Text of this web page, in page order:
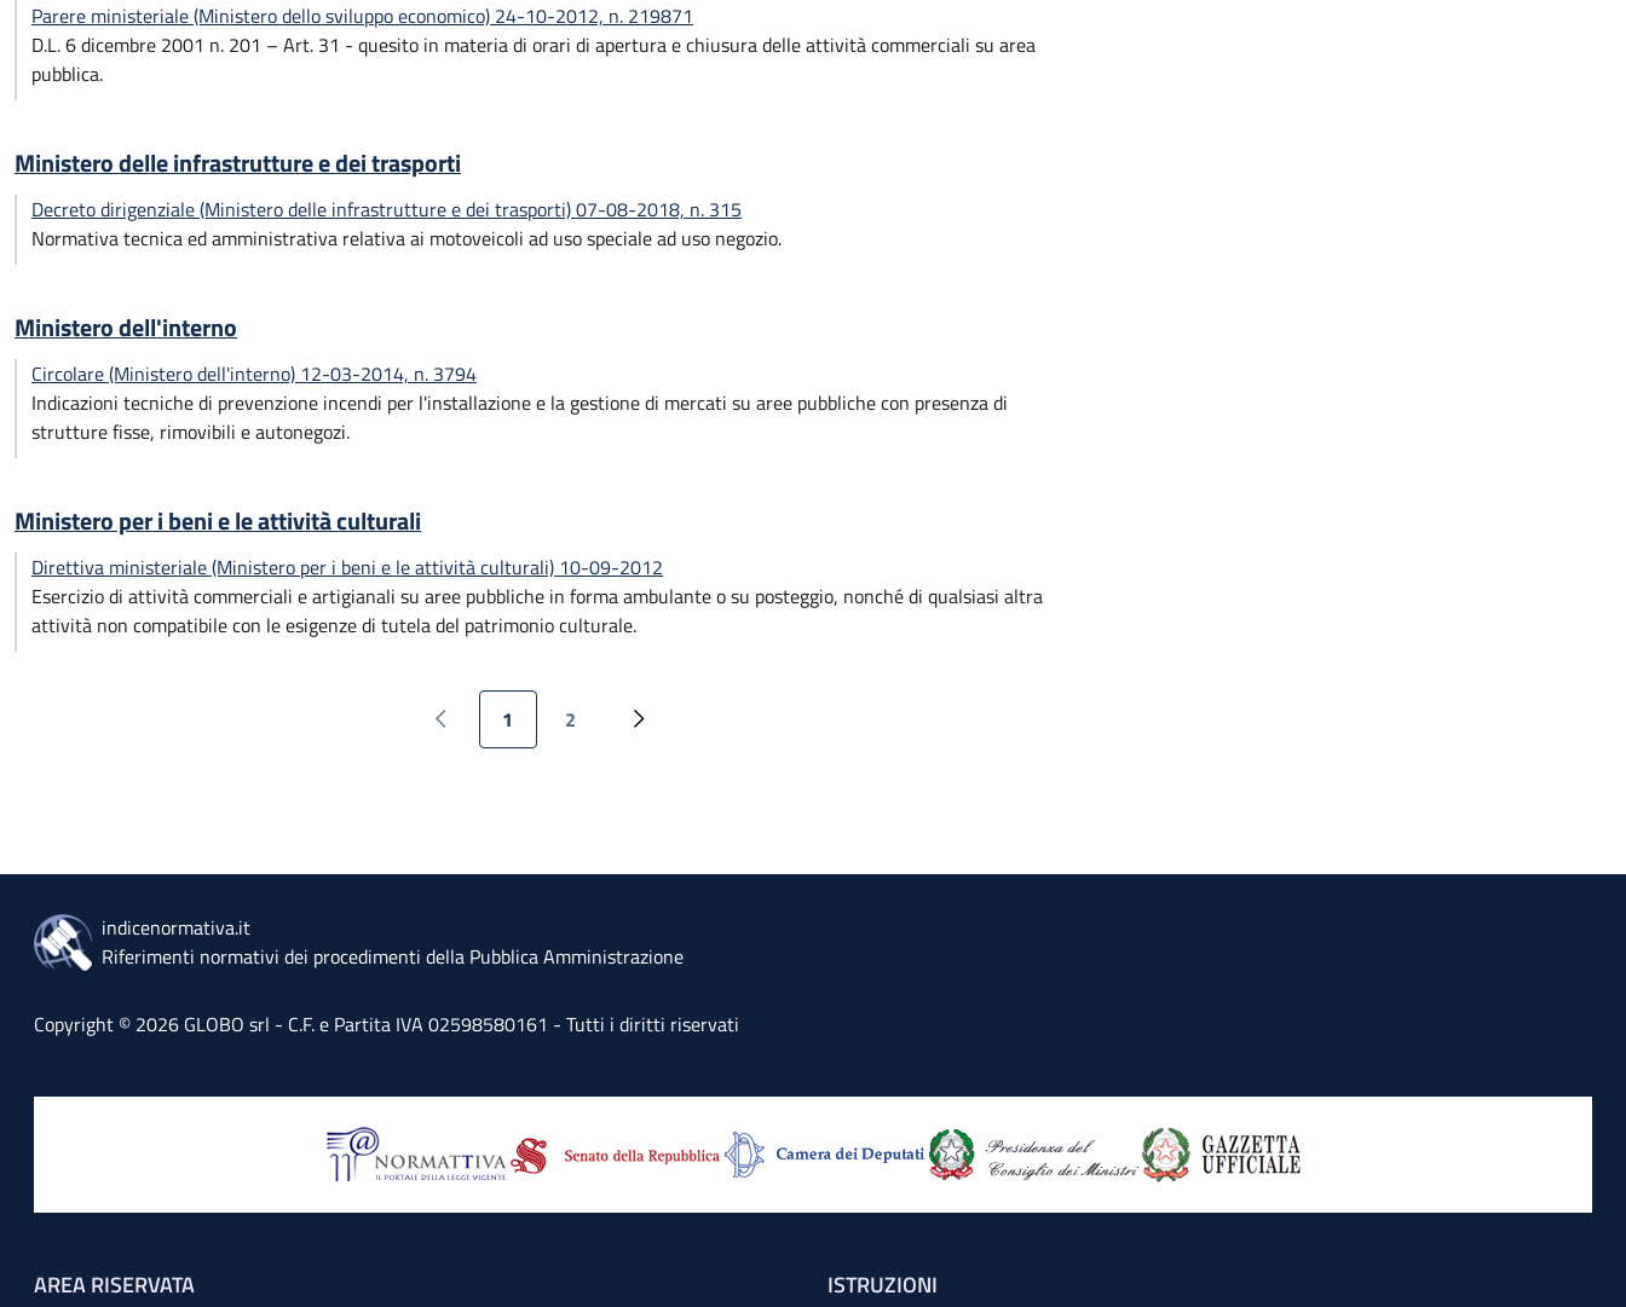
Parere ministeriale (Ministero dello sviluppo economico) 24-10-2012, n. 219871
D.L. 6 dicembre 2001 n. 201 – Art. 31 - quesito in materia di orari di apertura e chiusura delle attività commerciali su area
pubblica.
Ministero delle infrastrutture e dei trasporti
Decreto dirigenziale (Ministero delle infrastrutture e dei trasporti) 07-08-2018, n. 315
Normativa tecnica ed amministrativa relativa ai motoveicoli ad uso speciale ad uso negozio.
Ministero dell'interno
Circolare (Ministero dell'interno) 12-03-2014, n. 3794
Indicazioni tecniche di prevenzione incendi per l'installazione e la gestione di mercati su aree pubbliche con presenza di
strutture fisse, rimovibili e autonegozi.
Ministero per i beni e le attività culturali
Direttiva ministeriale (Ministero per i beni e le attività culturali) 10-09-2012
Esercizio di attività commerciali e artigianali su aree pubbliche in forma ambulante o su posteggio, nonché di qualsiasi altra
attività non compatibile con le esigenze di tutela del patrimonio culturale.
Paginazione
Pagina precedente
Pagina attuale
1
Page
2
Pagina successiva
indicenormativa.it
Riferimenti normativi dei procedimenti della Pubblica Amministrazione
Copyright © 2026 GLOBO srl - C.F. e Partita IVA 02598580161 - Tutti i diritti riservati
AREA RISERVATA ISTRUZIONI